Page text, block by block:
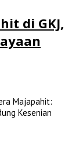
di GKJ,
Majapahit:
Kesenian